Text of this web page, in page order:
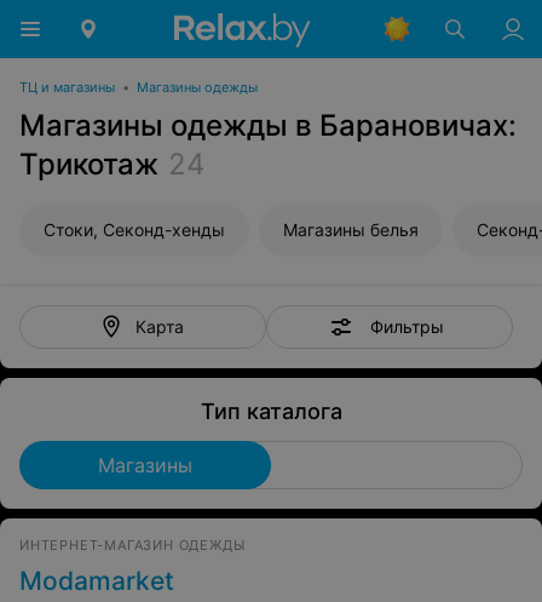
ТЦ и магазины • Магазины одежды
Магазины одежды в Барановичах:
Трикотаж 24
Стоки, Секонд-хенды Магазины белья
Карта Фильтры
Тип каталога
Магазины
ИНТЕРНЕТ-МАГАЗИН ОДЕЖДЫ
Modamarket